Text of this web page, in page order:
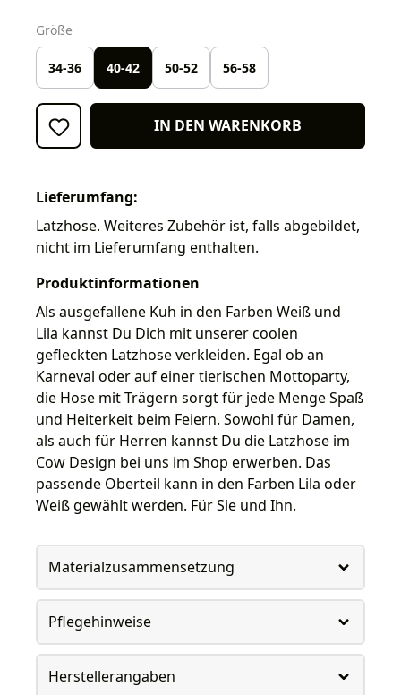
Größe
34-36 40-42 50-52 56-58
IN DEN WARENKORB
Lieferumfang:
Latzhose. Weiteres Zubehör ist, falls abgebildet,
nicht im Lieferumfang enthalten.
Produktinformationen
Als ausgefallene Kuh in den Farben Weiß und
Lila kannst Du Dich mit unserer coolen
gefleckten Latzhose verkleiden. Egal ob an
Karneval oder auf einer tierischen Mottoparty,
die Hose mit Trägern sorgt für jede Menge Spaß
und Heiterkeit beim Feiern. Sowohl für Damen,
als auch für Herren kannst Du die Latzhose im
Cow Design bei uns im Shop erwerben. Das
passende Oberteil kann in den Farben Lila oder
Weiß gewählt werden. Für Sie und Ihn.
Materialzusammensetzung
Pflegehinweise
Herstellerangaben